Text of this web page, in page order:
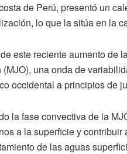
de Perú, presentó un
lo que la sitúa en la
este reciente aumento de
(MJO), una onda de
occidental a principios de
la fase convectiva de la
a la superficie y
de las aguas